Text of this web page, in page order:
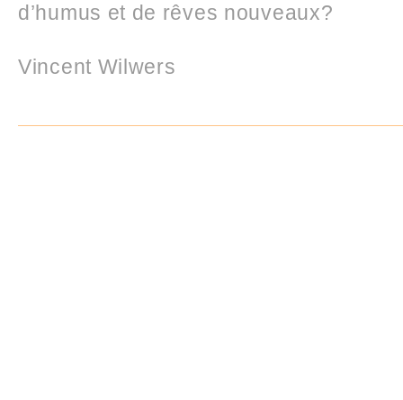
d’humus et de rêves nouveaux?
Vincent Wilwers